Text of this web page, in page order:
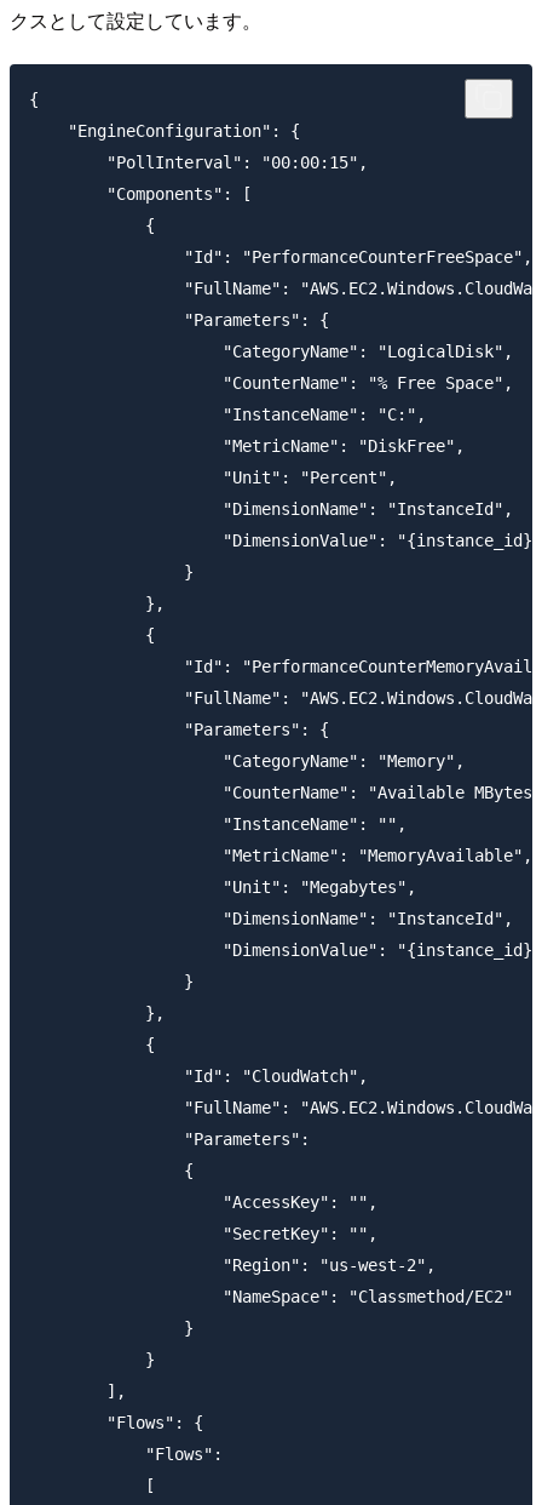
クスとして設定しています。
{
    "EngineConfiguration": {
        "PollInterval": "00:00:15",
        "Components": [
            {
                "Id": "PerformanceCounterFreeSpace",
"FullName":
                "Parameters": {
                    "CategoryName": "LogicalDisk",
                    "CounterName": "% Free Space",
                    "InstanceName": "C:",
                    "MetricName": "DiskFree",
                    "Unit": "Percent",
                    "DimensionName": "InstanceId",
                    "DimensionValue": "{instance_id}"
                }
            },
            {
"Id":
"FullName":
                "Parameters": {
                    "CategoryName": "Memory",
"CounterName": "Available
                    "InstanceName": "",
                    "MetricName": "MemoryAvailable",
                    "Unit": "Megabytes",
                    "DimensionName": "InstanceId",
                    "DimensionValue": "{instance_id}"
                }
            },
            {
                "Id": "CloudWatch",
"FullName":
                "Parameters":
                {
                    "AccessKey": "",
                    "SecretKey": "",
                    "Region": "us-west-2",
                    "NameSpace": "Classmethod/EC2"
                }
            }
        ],
        "Flows": {
            "Flows":
            [